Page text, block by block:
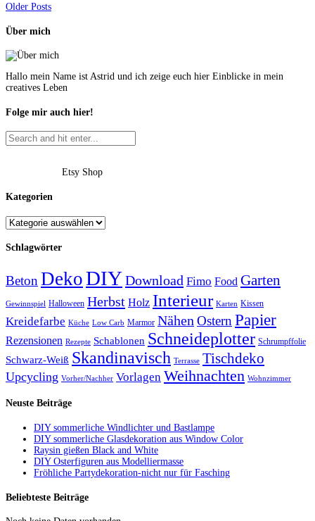
Older Posts
Über mich
Hallo mein Name ist Astrid und ich zeige euch hier Einblicke in mein
creatives Leben
Folge mir auch hier!
Etsy Shop
Kategorien
Schlagwörter
Beton DekoDIYDownload Fimo Food Garten
Gewinnspiel Halloween Herbst Holz Interieur Karten Kissen
Kreidefarbe Küche Low Carb Marmor Nähen Ostern Papier
Rezensionen Rezepte Schablonen Schneideplotter Schrumpffolie
Schwarz-Weiß Skandinavisch Terrasse Tischdeko
Upcycling Vorher/Nachher Vorlagen Weihnachten Wohnzimmer
Neuste Beiträge
DIY sommerliche Windlichter und Bastlampe
DIY sommerliche Glasdekoration aus Window Color
Raysin gießen Black and White
DIY Osterfiguren aus Modelliermasse
Fröhliche Partydekoration-nicht nur für Fasching
Beliebteste Beiträge